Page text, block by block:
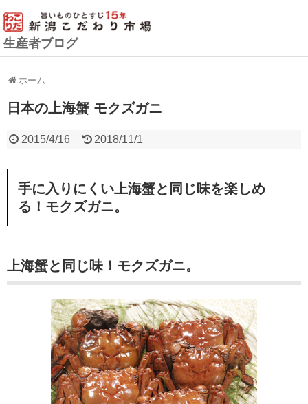
生産者ブログ
ホーム
日本の上海蟹 モクズガニ
2015/4/16 2018/11/1
手に入りにくい上海蟹と同じ味を楽しめ
る！モクズガニ。
上海蟹と同じ味！モクズガニ。